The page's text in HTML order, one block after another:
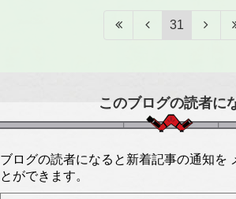
31
このブログの読者に
ブログの読者になると新着記事の通知を
とができます。